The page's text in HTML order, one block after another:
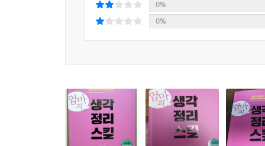
0%
0%